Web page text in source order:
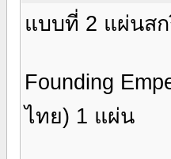
แบบที่ 2 แผ่นสก
Founding
ไทย) 1 แผ่น